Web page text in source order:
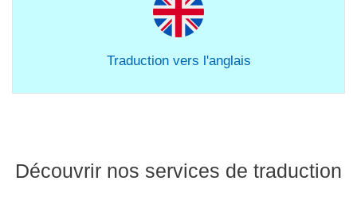
Traduction vers l'anglais
Découvrir nos services de traduction